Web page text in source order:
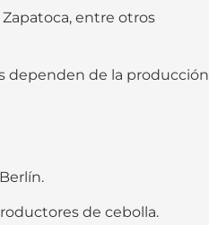
entre otros
dependen de la producción
de cebolla.